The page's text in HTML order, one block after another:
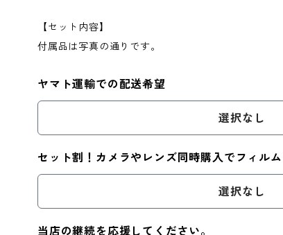
【セット内容】
付属品は写真の通りです。
ヤマト運輸での配送希望
選択なし
セット割！カメラやレンズ同時購入でフィル
選択なし
当店の継続を応援してください。